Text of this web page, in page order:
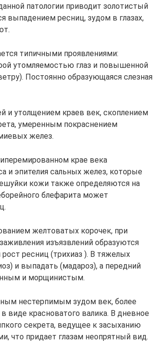
патологии приводит золотистый
выпадением ресниц, зудом в глазах,
типичными проявлениями:
утомляемостью глаз и повышенной
Постоянно образующаяся слезная
и утолщением краев век, скоплением
умеренным покраснением
желез.
крае века
и эпителия сальных желез, которые
кожи также определяются на
блефарита может
желтоватых корочек, при
изъязвлений образуются
ресниц (трихиаз ). В тяжелых
и выпадать (мадароз), а передний
и морщинистым.
нестерпимым зудом век, более
красноватого валика. В дневное
секрета, ведущее к засыханию
что придает глазам неопрятный вид.